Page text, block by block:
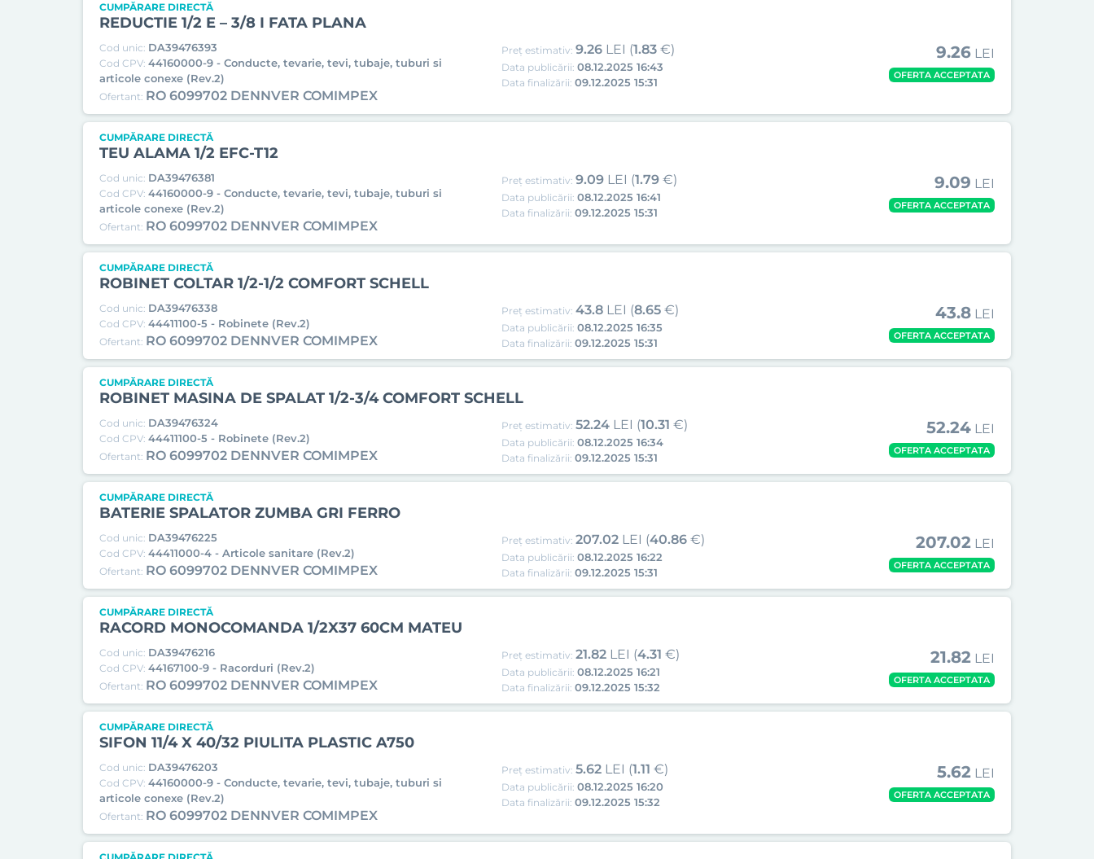
CUMPĂRARE DIRECTĂ
REDUCTIE 1/2 E – 3/8 I FATA PLANA
Cod unic: DA39476393
Cod CPV: 44160000-9 - Conducte, tevarie, tevi, tubaje, tuburi si
articole conexe (Rev.2)
Ofertant: RO 6099702 DENNVER COMIMPEX
Preț estimativ:9.26 LEI (1.83 €)
Data publicării:08.12.2025 16:43
Data finalizării:09.12.2025 15:31
9.26 LEI
OFERTA ACCEPTATA
CUMPĂRARE DIRECTĂ
TEU ALAMA 1/2 EFC-T12
Cod unic: DA39476381
Cod CPV: 44160000-9 - Conducte, tevarie, tevi, tubaje, tuburi si
articole conexe (Rev.2)
Ofertant: RO 6099702 DENNVER COMIMPEX
Preț estimativ:9.09 LEI (1.79 €)
Data publicării:08.12.2025 16:41
Data finalizării:09.12.2025 15:31
9.09 LEI
OFERTA ACCEPTATA
CUMPĂRARE DIRECTĂ
ROBINET COLTAR 1/2-1/2 COMFORT SCHELL
Cod unic: DA39476338
Cod CPV: 44411100-5 - Robinete (Rev.2)
Ofertant: RO 6099702 DENNVER COMIMPEX
Preț estimativ:43.8 LEI (8.65 €)
Data publicării:08.12.2025 16:35
Data finalizării:09.12.2025 15:31
43.8 LEI
OFERTA ACCEPTATA
CUMPĂRARE DIRECTĂ
ROBINET MASINA DE SPALAT 1/2-3/4 COMFORT SCHELL
Cod unic: DA39476324
Cod CPV: 44411100-5 - Robinete (Rev.2)
Ofertant: RO 6099702 DENNVER COMIMPEX
Preț estimativ:52.24 LEI (10.31 €)
Data publicării:08.12.2025 16:34
Data finalizării:09.12.2025 15:31
52.24 LEI
OFERTA ACCEPTATA
CUMPĂRARE DIRECTĂ
BATERIE SPALATOR ZUMBA GRI FERRO
Cod unic: DA39476225
Cod CPV: 44411000-4 - Articole sanitare (Rev.2)
Ofertant: RO 6099702 DENNVER COMIMPEX
Preț estimativ:207.02 LEI (40.86 €)
Data publicării:08.12.2025 16:22
Data finalizării:09.12.2025 15:31
207.02 LEI
OFERTA ACCEPTATA
CUMPĂRARE DIRECTĂ
RACORD MONOCOMANDA 1/2X37 60CM MATEU
Cod unic: DA39476216
Cod CPV: 44167100-9 - Racorduri (Rev.2)
Ofertant: RO 6099702 DENNVER COMIMPEX
Preț estimativ:21.82 LEI (4.31 €)
Data publicării:08.12.2025 16:21
Data finalizării:09.12.2025 15:32
21.82 LEI
OFERTA ACCEPTATA
CUMPĂRARE DIRECTĂ
SIFON 11/4 X 40/32 PIULITA PLASTIC A750
Cod unic: DA39476203
Cod CPV: 44160000-9 - Conducte, tevarie, tevi, tubaje, tuburi si
articole conexe (Rev.2)
Ofertant: RO 6099702 DENNVER COMIMPEX
Preț estimativ:5.62 LEI (1.11 €)
Data publicării:08.12.2025 16:20
Data finalizării:09.12.2025 15:32
5.62 LEI
OFERTA ACCEPTATA